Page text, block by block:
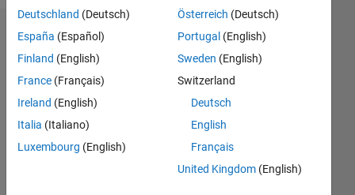
Badge
Deutschland (Deutsch)
España (Español)
Finland (English)
France (Français)
Ireland (English)
Italia (Italiano)
Luxembourg (English)
Österreich (Deutsch)
Portugal (English)
Sweden (English)
Switzerland
Deutsch
English
Français
United Kingdom(English)